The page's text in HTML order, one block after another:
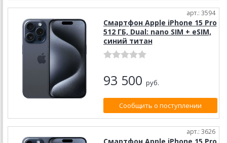
арт.: 3594
Смартфон Apple iPhone 15 Pro
512 ГБ, Dual: nano SIM + eSIM,
синий титан
93 500 руб.
Сообщить о поступлении
арт.: 3626